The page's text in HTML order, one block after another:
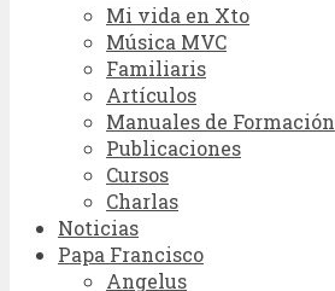
Mi vida en Xto
Música MVC
Familiaris
Artículos
Manuales de Formación
Publicaciones
Cursos
Charlas
Noticias
Papa Francisco
Angelus